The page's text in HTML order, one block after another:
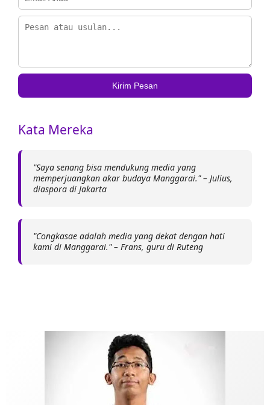
Kirim Pesan
Kata Mereka
"Saya senang bisa mendukung media yang
memperjuangkan akar budaya Manggarai." – Julius,
diaspora di Jakarta
"Congkasae adalah media yang dekat dengan hati
kami di Manggarai." – Frans, guru di Ruteng